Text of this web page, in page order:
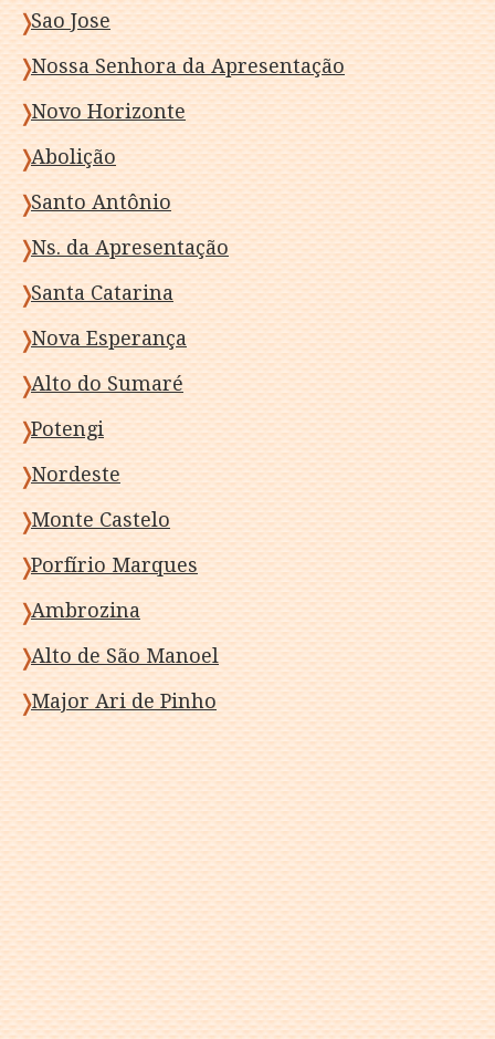
Sao Jose
Nossa Senhora da Apresentação
Novo Horizonte
Abolição
Santo Antônio
Ns. da Apresentação
Santa Catarina
Nova Esperança
Alto do Sumaré
Potengi
Nordeste
Monte Castelo
Porfírio Marques
Ambrozina
Alto de São Manoel
Major Ari de Pinho